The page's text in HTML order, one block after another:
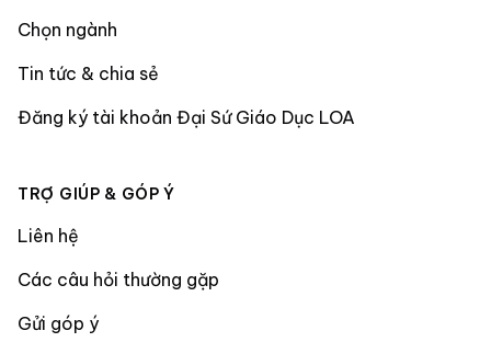
Chọn ngành
Tin tức & chia sẻ
Đăng ký tài khoản Đại Sứ Giáo Dục LOA
TRỢ GIÚP & GÓP Ý
Liên hệ
Các câu hỏi thường gặp
Gửi góp ý